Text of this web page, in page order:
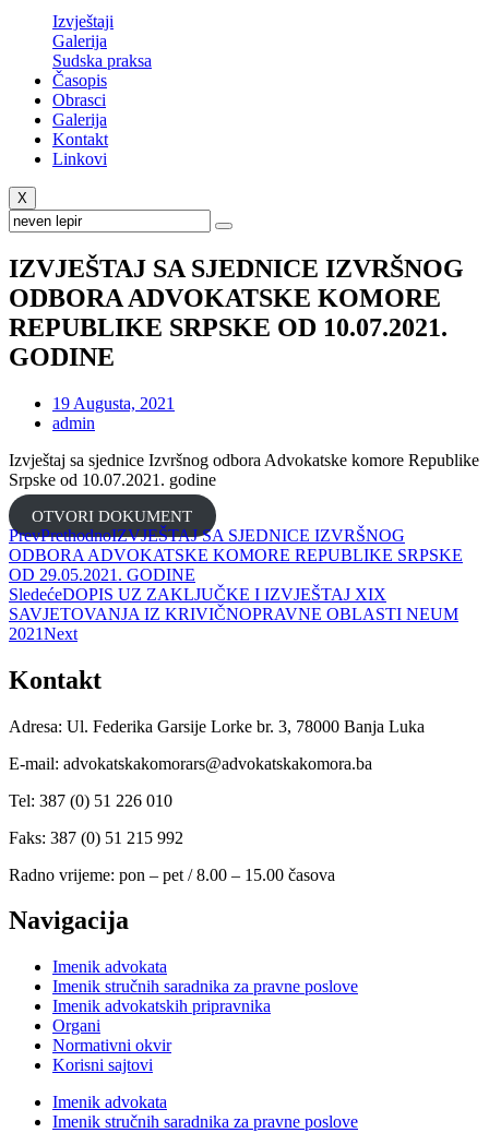
Izvještaji
Galerija
Sudska praksa
Časopis
Obrasci
Galerija
Kontakt
Linkovi
X
IZVJEŠTAJ SA SJEDNICE IZVRŠNOG
ODBORA ADVOKATSKE KOMORE
REPUBLIKE SRPSKE OD 10.07.2021.
GODINE
19 Augusta, 2021
admin
Izvještaj sa sjednice Izvršnog odbora Advokatske komore Republike
Srpske od 10.07.2021. godine
OTVORI DOKUMENT
PrevPrethodnoIZVJEŠTAJ SA SJEDNICE IZVRŠNOG
ODBORA ADVOKATSKE KOMORE REPUBLIKE SRPSKE
OD 29.05.2021. GODINE
SledećeDOPIS UZ ZAKLJUČKE I IZVJEŠTAJ XIX
SAVJETOVANJA IZ KRIVIČNOPRAVNE OBLASTI NEUM
2021Next
Kontakt
Adresa: Ul. Federika Garsije Lorke br. 3, 78000 Banja Luka
E-mail: advokatskakomorars@advokatskakomora.ba
Tel: 387 (0) 51 226 010
Faks: 387 (0) 51 215 992
Radno vrijeme: pon – pet / 8.00 – 15.00 časova
Navigacija
Imenik advokata
Imenik stručnih saradnika za pravne poslove
Imenik advokatskih pripravnika
Organi
Normativni okvir
Korisni sajtovi
Imenik advokata
Imenik stručnih saradnika za pravne poslove